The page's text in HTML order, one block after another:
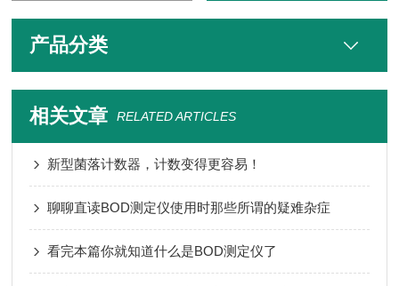
产品分类
相关文章 RELATED ARTICLES
新型菌落计数器，计数变得更容易！
聊聊直读BOD测定仪使用时那些所谓的疑难杂症
看完本篇你就知道什么是BOD测定仪了